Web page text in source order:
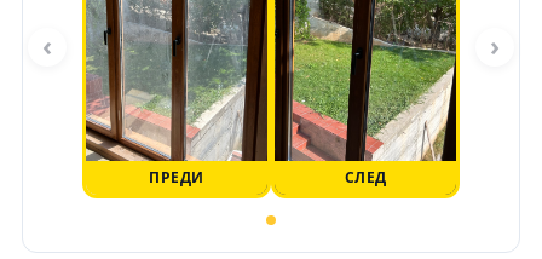
ПРЕДИ СЛЕД
‹ ›